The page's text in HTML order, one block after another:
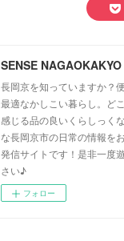
長岡京を知っていますか？
最適なかしこい暮らし。ど
感じる品の良いくらしっく
な長岡京市の日常の情報を
発信サイトです！是非一度
さい♪
フォロー